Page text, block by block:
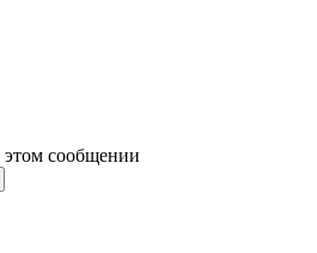
сообщении